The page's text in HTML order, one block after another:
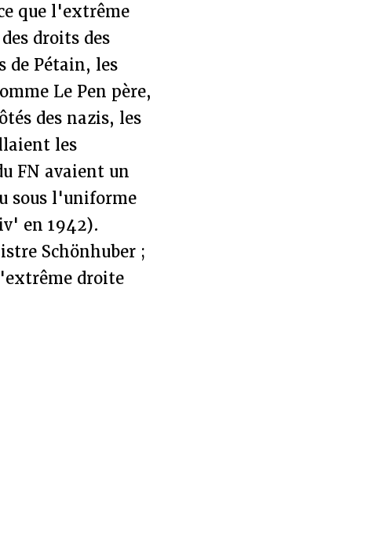
que l'extrême
droits des
de Pétain, les
Le Pen père,
des nazis, les
les
FN avaient un
sous l'uniforme
en 1942).
Schönhuber ;
droite